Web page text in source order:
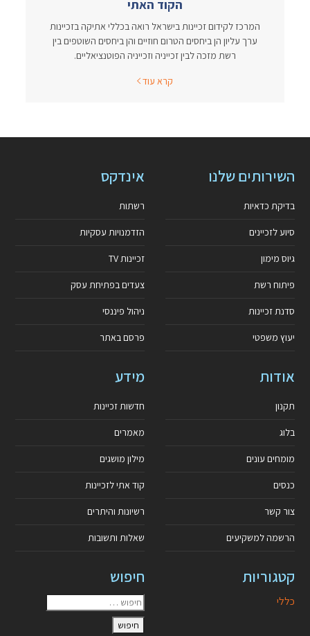
הקוד האתי
המרכז לקידום זכיינות בישראל רואה בכללי אתיקה בזכיינות
ערך עליון הן ביחסים הטרום חוזיים והן ביחסים השוטפים בין
רשת מזכה לבין זכייניה וזכייניה הפוטנציאליים.
קרא עוד
השירותים שלנו
בדיקת כדאיות
סיוע לזכיינים
גיוס מימון
פיתוח רשת
סדנת זכיינות
יעוץ משפטי
אינדקס
רשתות
הזדמנויות עסקיות
זכיינות TV
צעדים בפתיחת עסק
ניהול פיננסי
פרסם באתר
אודות
תקנון
בלוג
מומחים עונים
כנסים
צור קשר
הרשמה למשקיעים
מידע
חדשות זכיינות
מאמרים
מילון מושגים
קוד אתי לזכיינות
רשיונות והיתרים
שאלות ותשובות
קטגוריות
כללי
חיפוש